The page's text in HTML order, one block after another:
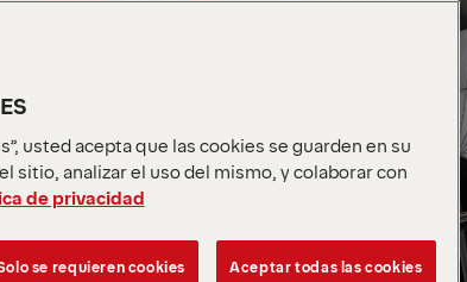
usted acepta que las cookies se guarden en su
sitio, analizar el uso del mismo, y colaborar con
de privacidad
se requieren cookies Aceptar todas las cookies